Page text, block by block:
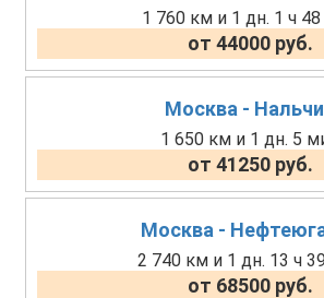
1 760 км и 1 дн. 1 ч
от 44000 руб.
Москва -
1 650 км и 1 дн. 5
от 41250 руб.
Москва -
2 740 км и 1 дн. 13 ч
от 68500 руб.